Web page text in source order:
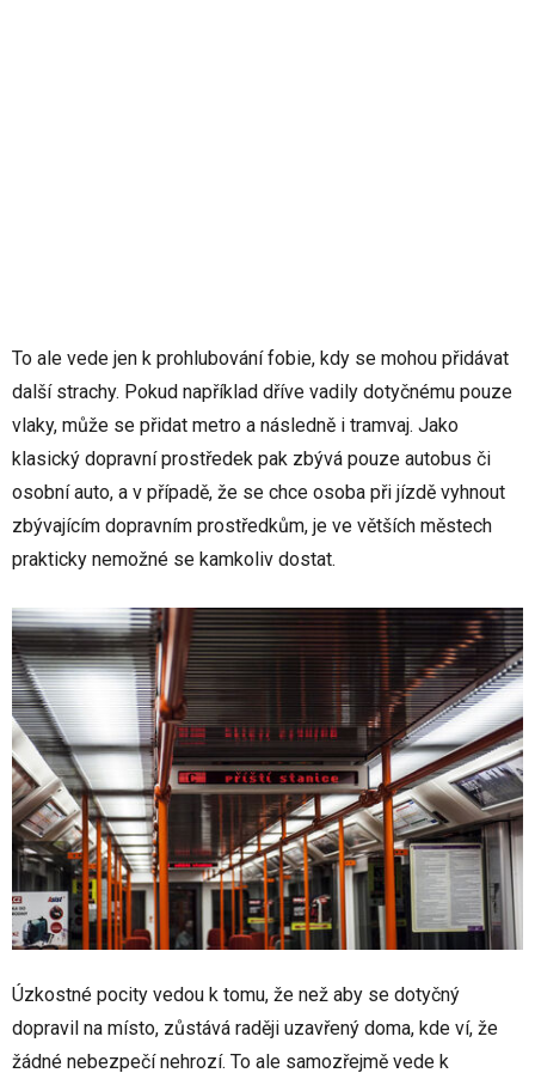
To ale vede jen k prohlubování fobie, kdy se mohou přidávat
další strachy. Pokud například dříve vadily dotyčnému pouze
vlaky, může se přidat metro a následně i tramvaj. Jako
klasický dopravní prostředek pak zbývá pouze autobus či
osobní auto, a v případě, že se chce osoba při jízdě vyhnout
zbývajícím dopravním prostředkům, je ve větších městech
prakticky nemožné se kamkoliv dostat.
Úzkostné pocity vedou k tomu, že než aby se dotyčný
dopravil na místo, zůstává raději uzavřený doma, kde ví, že
žádné nebezpečí nehrozí. To ale samozřejmě vede k